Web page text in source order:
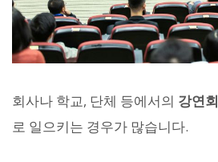
회사나 학교, 단체 등에서의 강연회
로 일으키는 경우가 많습니다.